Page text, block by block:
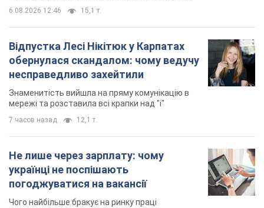
6.08.2026 12:46 15,1 т.
Відпустка Лесі Нікітюк у Карпатах
обернулася скандалом: чому ведучу
несправедливо захейтили
Знаменитість вийшла на пряму комунікацію в
мережі та розставила всі крапки над "і"
7 часов назад 12,1 т.
Не лише через зарплату: чому
українці не поспішають
погоджуватися на вакансії
Чого найбільше бракує на ринку праці